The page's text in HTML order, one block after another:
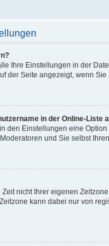
Ihre Einstellungen in der
der Seite angezeigt, wenn
in der Online-Liste
den Einstellungen eine
und Sie selbst
nicht Ihrer eigenen
kann dabei nur von